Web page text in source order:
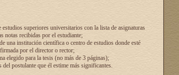
superiores universitarios con la lista de asignaturas
notas recibidas por el estudiante;
una institución científica o centro de estudios donde esté
por el director o rector;
elegido para la tesis (no más de 3 páginas);
del postulante que él estime más significantes.